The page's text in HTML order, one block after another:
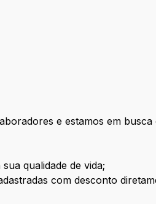
e estamos em
qualidade de vida;
com desconto